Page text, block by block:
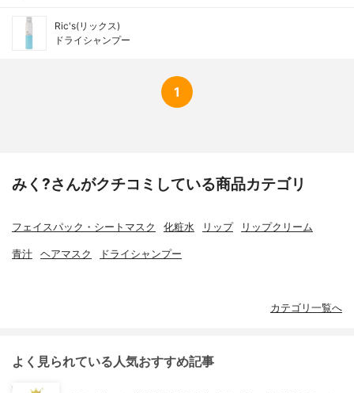
Ric's(リックス)
ドライシャンプー
1
みく?さんがクチコミしている商品カテゴリ
フェイスパック・シートマスク 化粧水 リップ リップクリーム
青汁 ヘアマスク ドライシャンプー
カテゴリ一覧へ
よく見られている人気おすすめ記事